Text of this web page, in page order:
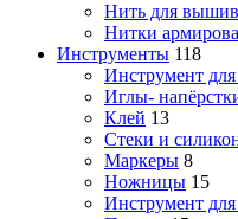
Нить для
Нитки
Инструменты 118
Инструмент для
Иглы-
Клей 13
Стеки и
Маркеры 8
Ножницы 15
Инструмент